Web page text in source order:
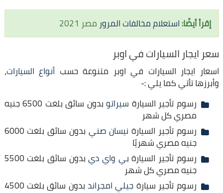
إقرأ أيضًا:استعلام مخالفات المرور مصر 2021
سعر ايجار السيارات في اوبر
اسعار ايجار السيارات في اوبر متنوعة حسب أنواع السيارات،
وأبرزها تأتي كما يلي :-
رسوم تأجير السيارة سيراتو بدون سائق بلغت 6500 جنيه
مصري كل شهر
رسوم تأجير السيارة نيسان صني بدون سائق بلغت 6000
جنيه مصري شهريًا
رسوم تأجير السيارةبي واي دي بدون سائق بلغت 5500
جنيه مصري كل شهر
رسوم تأجير سيارةجيلي امجراند بدون سائق بلغت 4500